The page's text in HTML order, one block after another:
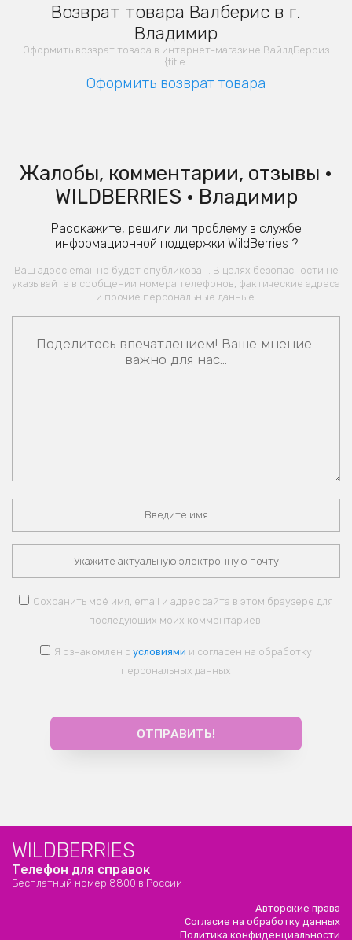
Возврат товара Валберис в г.
Владимир
Оформить возврат товара в интернет-магазине ВайлдБерриз
{title:
Оформить возврат товара
Жалобы, комментарии, отзывы •
WILDBERRIES • Владимир
Расскажите, решили ли проблему в службе
информационной поддержки WildBerries ?
Ваш адрес email не будет опубликован. В целях безопасности не
указывайте в сообщении номера телефонов, фактические адреса
и прочие персональные данные.
Сохранить моё имя, email и адрес сайта в этом браузере для
последующих моих комментариев.
Я ознакомлен с условиями и согласен на обработку
персональных данных
WILDBERRIES
Телефон для справок
Бесплатный номер 8800 в России
Авторские права
Согласие на обработку данных
Политика конфиденциальности